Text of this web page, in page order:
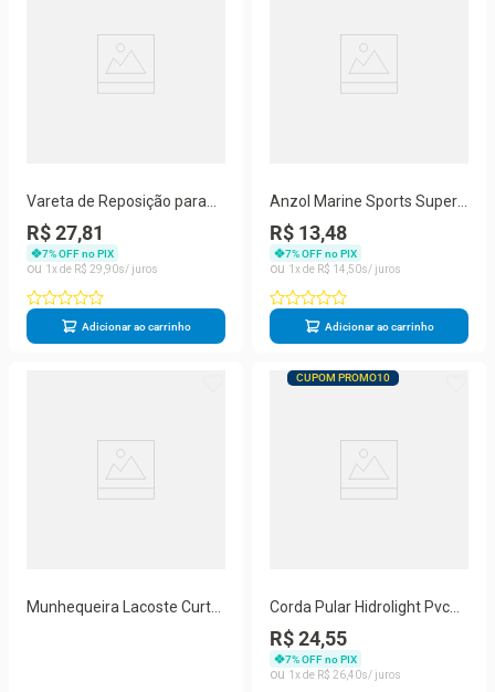
Vareta de Reposição para
Barraca 2 Pessoas Bel
R$ 27,81
7% OFF no PIX
1
R$ 29 90
Adicionar ao carrinho
Anzol Marine Sports Super
Chinu 01 Black Nickel 50 Pçs
R$ 13,48
7% OFF no PIX
1
R$ 14 50
Adicionar ao carrinho
Munhequeira Lacoste Curta
CUPOM PROMO10
Corda Pular Hidrolight Pvc
Fitness Aeróbica 275cm
Laranja
R$ 24,55
7% OFF no PIX
1
R$ 2640